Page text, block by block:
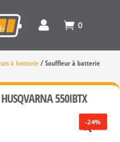
0
à batterie /Souffleur à batterie
550IBTX
-24%